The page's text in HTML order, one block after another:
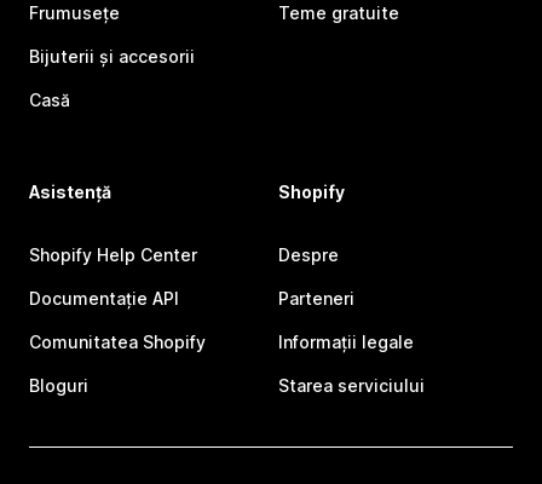
Frumusețe
Bijuterii și accesorii
Casă
Teme gratuite
Asistență
Shopify Help Center
Documentație API
Comunitatea Shopify
Bloguri
Shopify
Despre
Parteneri
Informații legale
Starea serviciului